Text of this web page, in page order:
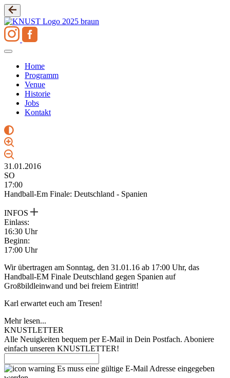
Zum
Inhalt
springen
Home
Programm
Venue
Historie
Jobs
Kontakt
31.01.2016
SO
17:00
Handball-Em Finale: Deutschland - Spanien
INFOS
Einlass:
16:30 Uhr
Beginn:
17:00 Uhr
Wir übertragen am Sonntag, den 31.01.16 ab 17:00 Uhr, das
Handball-EM Finale Deutschland gegen Spanien auf
Großbildleinwand und bei freiem Eintritt!
Karl erwartet euch am Tresen!
Mehr lesen...
KNUSTLETTER
Alle Neuigkeiten bequem per E-Mail in Dein Postfach. Aboniere
einfach unseren KNUSTLETTER!
Es muss eine gültige E-Mail Adresse eingegeben